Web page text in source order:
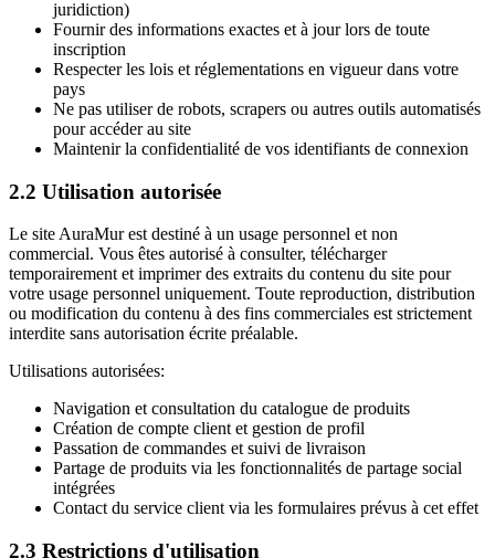
juridiction)
Fournir des informations exactes et à jour lors de toute
inscription
Respecter les lois et réglementations en vigueur dans votre
pays
Ne pas utiliser de robots, scrapers ou autres outils automatisés
pour accéder au site
Maintenir la confidentialité de vos identifiants de connexion
2.2 Utilisation autorisée
Le site AuraMur est destiné à un usage personnel et non
commercial. Vous êtes autorisé à consulter, télécharger
temporairement et imprimer des extraits du contenu du site pour
votre usage personnel uniquement. Toute reproduction, distribution
ou modification du contenu à des fins commerciales est strictement
interdite sans autorisation écrite préalable.
Utilisations autorisées:
Navigation et consultation du catalogue de produits
Création de compte client et gestion de profil
Passation de commandes et suivi de livraison
Partage de produits via les fonctionnalités de partage social
intégrées
Contact du service client via les formulaires prévus à cet effet
2.3 Restrictions d'utilisation